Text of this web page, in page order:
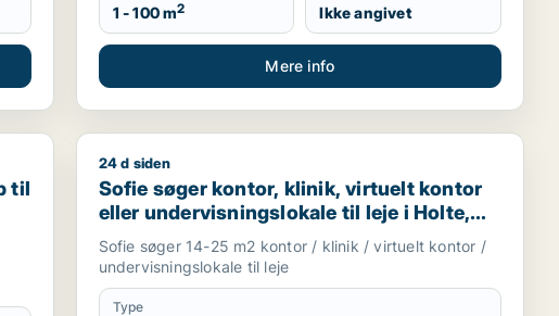
1 - 100 m2 Ikke angivet
Mere info
i Hillerød eller Fredensborg
til
Sofie søger kontor, klinik, virtuelt kontor eller
24 d siden
Sofie søger kontor, klinik, virtuelt kontor
eller undervisningslokale til leje i Holte,
Vedbæk eller Hørsholm m.fl.
Sofie søger 14-25 m2 kontor / klinik / virtuelt kontor /
undervisningslokale til leje
Type